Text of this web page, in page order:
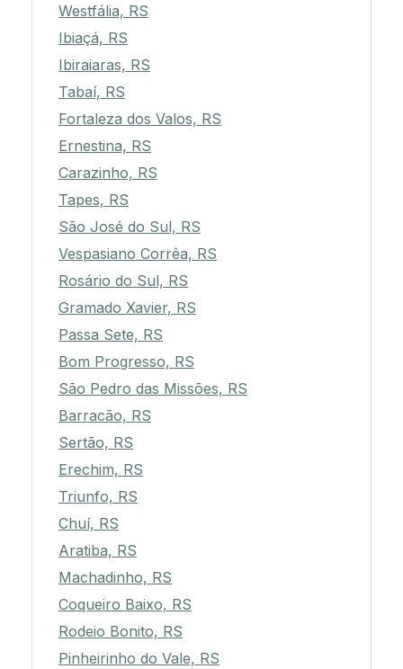
Westfália, RS
Ibiaçá, RS
Ibiraiaras, RS
Tabaí, RS
Fortaleza dos Valos, RS
Ernestina, RS
Carazinho, RS
Tapes, RS
São José do Sul, RS
Vespasiano Corrêa, RS
Rosário do Sul, RS
Gramado Xavier, RS
Passa Sete, RS
Bom Progresso, RS
São Pedro das Missões, RS
Barracão, RS
Sertão, RS
Erechim, RS
Triunfo, RS
Chuí, RS
Aratiba, RS
Machadinho, RS
Coqueiro Baixo, RS
Rodeio Bonito, RS
Pinheirinho do Vale, RS